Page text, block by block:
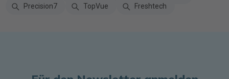
Precision7
TopVue Freshtech